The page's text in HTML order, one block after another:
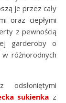
je przez cały
oraz ciepłymi
z pewnością
garderoby o
w różnorodnych
sukienka z